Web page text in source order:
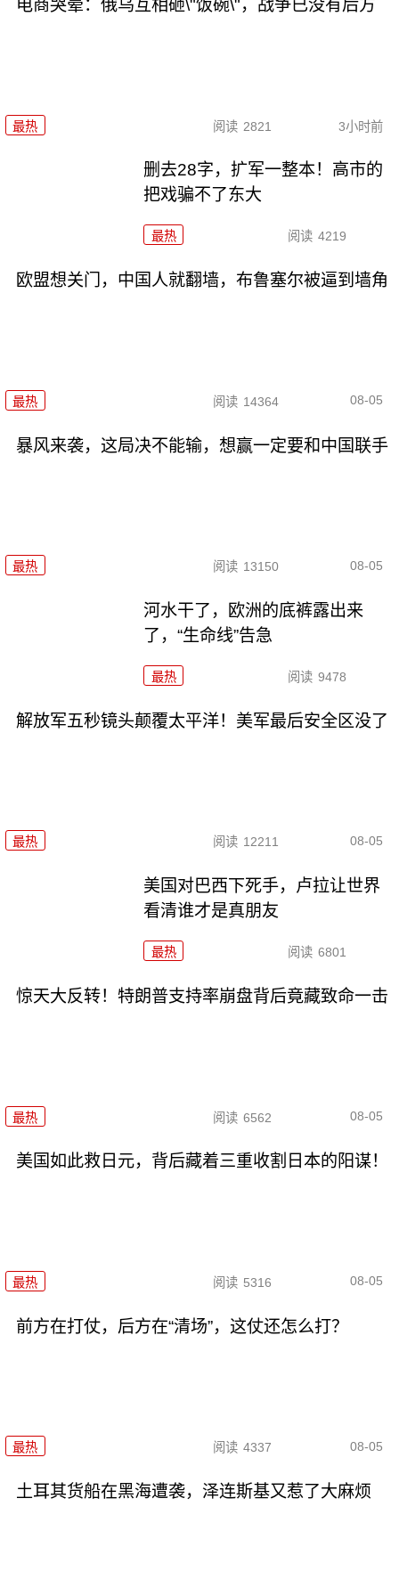
电商哭晕：俄乌互相砸\"饭碗\"，战争已没有后方
最热 阅读 2821 3小时前
删去28字，扩军一整本！高市的
把戏骗不了东大
最热 阅读 4219
欧盟想关门，中国人就翻墙，布鲁塞尔被逼到墙角
最热 阅读 14364 08-05
暴风来袭，这局决不能输，想赢一定要和中国联手
最热 阅读 13150 08-05
河水干了，欧洲的底裤露出来
了，“生命线”告急
最热 阅读 9478
解放军五秒镜头颠覆太平洋！美军最后安全区没了
最热 阅读 12211 08-05
美国对巴西下死手，卢拉让世界
看清谁才是真朋友
最热 阅读 6801
惊天大反转！特朗普支持率崩盘背后竟藏致命一击
最热 阅读 6562 08-05
美国如此救日元，背后藏着三重收割日本的阳谋！
最热 阅读 5316 08-05
前方在打仗，后方在“清场”，这仗还怎么打？
最热 阅读 4337 08-05
土耳其货船在黑海遭袭，泽连斯基又惹了大麻烦